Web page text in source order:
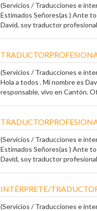
(Servicios / Traducciones e
Estimados Señores(as ) Ante
David, soy traductor profesional
(Servicios / Traducciones e
Hola a todos . Mi nombre es
responsable, vivo en Cantón.
(Servicios / Traducciones e
Estimados Señores(as ) Ante
David, soy traductor
INTÉRPRETE/
(Servicios / Traducciones e